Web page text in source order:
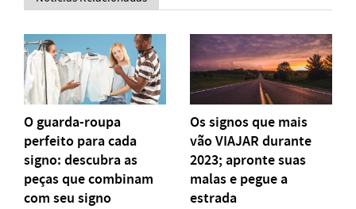
O guarda-roupa
perfeito para cada
signo: descubra as
peças que combinam
com seu signo
Os signos que mais
vão VIAJAR durante
2023; apronte suas
malas e pegue a
estrada